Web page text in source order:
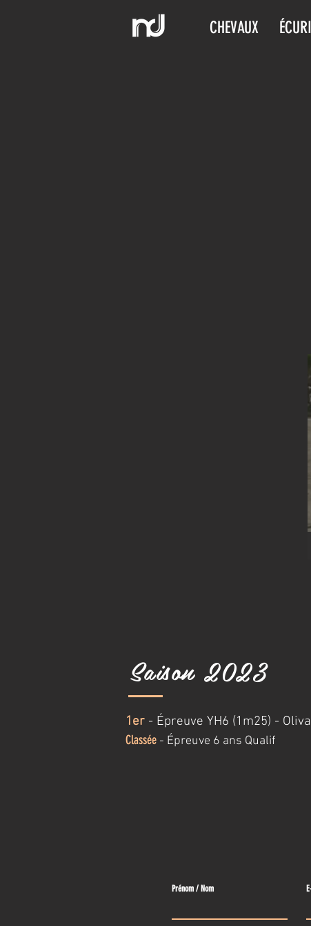
CHEVAUX
Saison 2023
1er - Épreuve YH6 (1m25) -
Classée - Épreuve 6 ans Qualif
Prénom / Nom